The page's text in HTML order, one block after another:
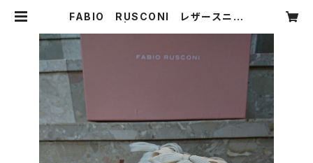
FABIO RUSCONI レザースニー